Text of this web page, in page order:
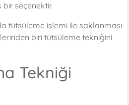
seçenektir.
tütsüleme işlemi ile saklanması
biri tütsüleme tekniğini
Tekniği